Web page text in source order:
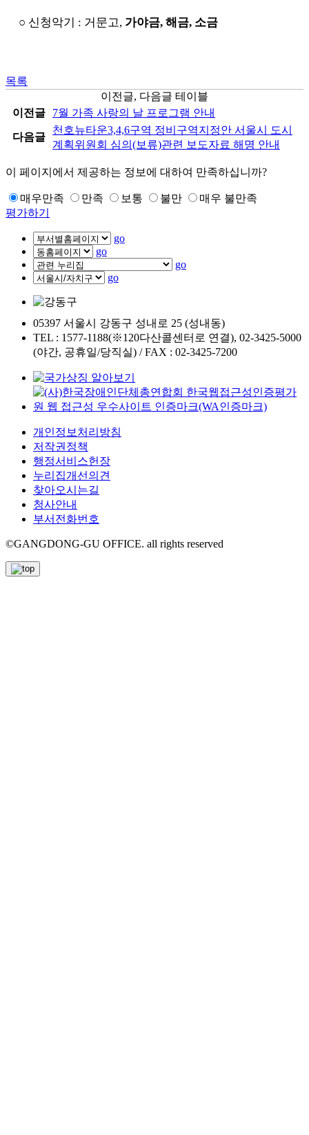
○ 신청악기 : 거문고, 가야금, 해금, 소금
목록
이전글, 다음글 테이블
이전글
7월 가족 사랑의 날 프로그램 안내
다음글
천호뉴타운3,4,6구역 정비구역지정안 서울시 도시
계획위원회 심의(보류)관련 보도자료 해명 안내
이 페이지에서 제공하는 정보에 대하여 만족하십니까?
매우만족 만족 보통 불만
매우 불만족
평가하기
go
go
go
go
05397 서울시 강동구 성내로 25 (성내동)
TEL : 1577-1188(※120다산콜센터로 연결), 02-3425-5000
(야간, 공휴일/당직실) / FAX : 02-3425-7200
개인정보처리방침
저작권정책
행정서비스헌장
누리집개선의견
찾아오시는길
청사안내
부서전화번호
©GANGDONG-GU OFFICE. all rights reserved